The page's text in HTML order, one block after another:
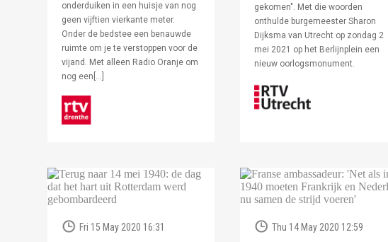
onderduiken in een huisje van nog
geen vijftien vierkante meter.
Onder de bedstee een benauwde
ruimte om je te verstoppen voor de
vijand. Met alleen Radio Oranje om
nog een[…]
gekomen". Met die woorden
onthulde burgemeester Sharon
Dijksma van Utrecht op zondag 2
mei 2021 op het Berlijnplein een
nieuw oorlogsmonument.
Fri 15 May 2020 16:31 Thu 14 May 2020 12:59